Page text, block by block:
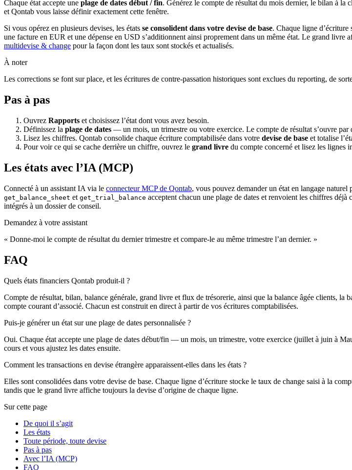
Chaque état accepte une plage de dates début / fin. Générez le compte de résultat du mois dernier, le bilan à
et Qontab vous laisse définir exactement cette fenêtre.
Si vous opérez en plusieurs devises, les états se consolident dans votre devise de base. Chaque ligne d’écriture
une facture en EUR et une dépense en USD s’additionnent ainsi proprement dans un même état. Le grand
multidevise & change pour la façon dont les taux sont stockés et actualisés.
À noter
Les corrections se font sur place, et les écritures de contre-passation historiques sont exclues du reporting, de
Pas à pas
Ouvrez Rapports et choisissez l’état dont vous avez besoin.
Définissez la plage de dates — un mois, un trimestre ou votre exercice. Le compte de résultat s’ouvre par
Lisez les chiffres. Qontab consolide chaque écriture comptabilisée dans votre devise de base et totalise
Pour voir ce qui se cache derrière un chiffre, ouvrez le grand livre du compte concerné et lisez les lignes
Les états avec l’IA (MCP)
Connecté à un assistant IA via le connecteur MCP de Qontab, vous pouvez demander un état en langage
get_balance_sheet et get_trial_balance acceptent chacun une plage de dates et renvoient les chiffres
intégrés à un dossier de conseil.
Demandez à votre assistant
« Donne-moi le compte de résultat du dernier trimestre et compare-le au même trimestre l’an dernier. »
FAQ
Quels états financiers Qontab produit-il ?
Compte de résultat, bilan, balance générale, grand livre et flux de trésorerie, ainsi que la balance âgée clients,
compte courant d’associé. Chacun est construit en direct à partir de vos écritures comptabilisées.
Puis-je générer un état sur une plage de dates personnalisée ?
Oui. Chaque état accepte une plage de dates début/fin — un mois, un trimestre, votre exercice (juillet à juin à
cours et vous ajustez les dates ensuite.
Comment les transactions en devise étrangère apparaissent-elles dans les états ?
Elles sont consolidées dans votre devise de base. Chaque ligne d’écriture stocke le taux de change saisi à la
tandis que le grand livre affiche toujours la devise d’origine de chaque ligne.
Sur cette page
De quoi il s’agit
Les états
Toute période, toute devise
Pas à pas
Avec l’IA (MCP)
FAQ